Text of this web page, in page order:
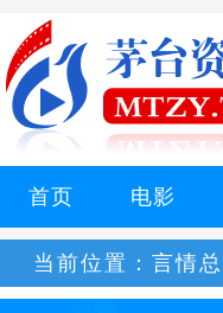
首页 电影
当前位置： 言情